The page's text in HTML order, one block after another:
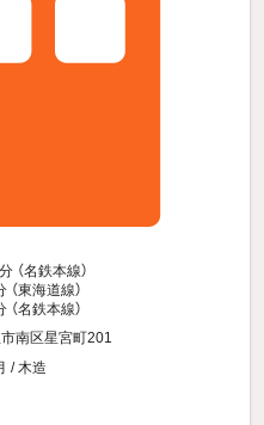
分 （名鉄本線）
（東海道線）
（名鉄本線）
南区星宮町201
/ 木造